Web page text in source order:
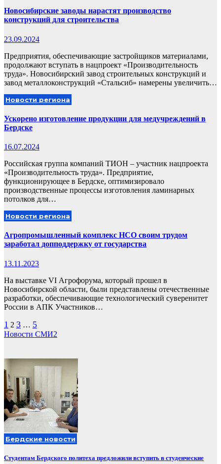
Новосибирские заводы нарастят производство
конструкций для строительства
23.09.2024
Предприятия, обеспечивающие застройщиков материалами,
продолжают вступать в нацпроект «Производительность
труда». Новосибирский завод строительных конструкций и
завод металлоконструкций «Стальсиб» намерены увеличить…
Новости региона
Ускорено изготовление продукции для медучреждений в
Бердске
16.07.2024
Российская группа компаний ТИОН – участник нацпроекта
«Производительность труда». Предприятие,
функционирующее в Бердске, оптимизировало
производственные процессы изготовления ламинарных
потолков для…
Новости региона
Агропромышленный комплекс НСО своим трудом
заработал допподдержку от государства
13.11.2023
На выставке VI Агрофорума, который прошел в
Новосибирской области, были представлены отечественные
разработки, обеспечивающие технологический суверенитет
России в АПК Участников…
Пагинация
записей
1 2 3 … 5
Новости СМИ2
Бердские новости
Студентам Бердского политеха предложили вступить в студенческие